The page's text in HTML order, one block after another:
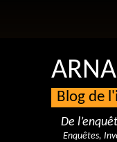
Blog de
De
Enquêtes,